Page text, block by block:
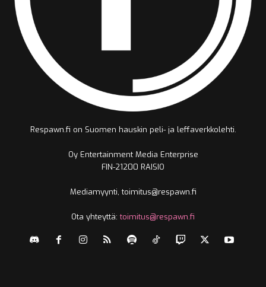
Respawn.fi on Suomen hauskin peli- ja leffaverkkolehti.
Oy Entertainment Media Enterprise
FIN-21200 RAISIO
Mediamyynti, toimitus@respawn.fi
Ota yhteyttä:toimitus@respawn.fi